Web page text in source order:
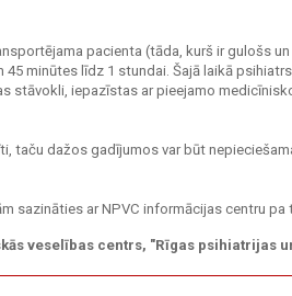
pacienta (tāda, kurš ir gulošs
minūtes līdz 1 stundai. Šajā laikā
stāvokli, iepazīstas ar pieejamo
taču dažos gadījumos var būt
sazināties ar NPVC informācijas centru pa
veselības centrs, "Rīgas psihiatrijas